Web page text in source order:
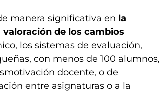
manera significativa en la
valoración de los cambios
los sistemas de evaluación,
con menos de 100 alumnos,
docente, o de
entre asignaturas o a la